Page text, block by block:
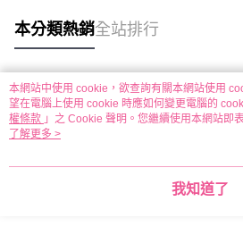
本分類熱銷全站排行
熱門標籤
本網站中使用 cookie，欲查詢有關本網站使用
望在電腦上使用 cookie 時應如何變更電腦的
權條款 」之 Cookie 聲明。您繼續使用本網站即
用條款之 Cookie 聲明使用 cookie。
了解更多 >
我知道了